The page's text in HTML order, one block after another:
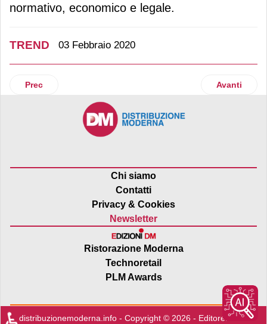
normativo, economico e legale.
TREND 03 Febbraio 2020
Articolo precedente: Asiago DOP: nel 2019 crescita a
Prec Articolo
Avanti
Chi siamo
Contatti
Privacy & Cookies
Newsletter
Ristorazione Moderna
Technoretail
PLM Awards
distribuzionemoderna.info - Copyright © 2026 - Editore:Edra